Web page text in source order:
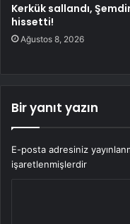
Kerkük sallandı,
hissetti!
Ağustos 8, 2026
Bir yanıt yazın
E-posta adresiniz
işaretlenmişlerdir